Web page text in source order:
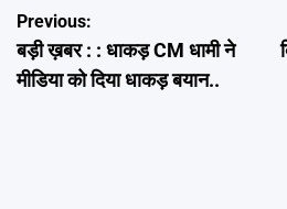
Post
navigation
Previous:
बड़ी ख़बर : : धाकड़ CM धामी ने
मीडिया को दिया धाकड़ बयान..